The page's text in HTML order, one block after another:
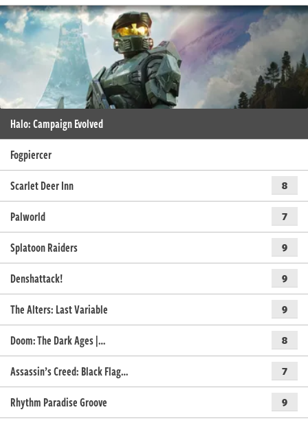
Halo: Campaign Evolved
Fogpiercer
Scarlet Deer Inn
8
Palworld 7
Splatoon Raiders 9
Denshattack! 9
The Alters: Last Variable 9
Doom: The Dark Ages |… 8
Assassin’s Creed: Black Flag… 7
Rhythm Paradise Groove 9